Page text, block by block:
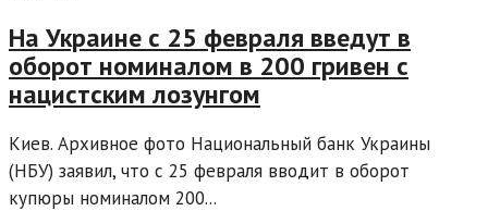
На Украине с 25 февраля введут в
оборот номиналом в 200 гривен с
нацистским лозунгом
Киев. Архивное фото Национальный банк Украины
(НБУ) заявил, что с 25 февраля вводит в оборот
купюры номиналом 200...